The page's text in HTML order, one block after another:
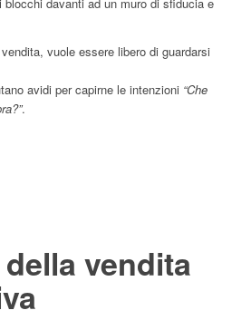
vuole essere libero di guardarsi
avidi per capirne le intenzioni “Che
.
vendita